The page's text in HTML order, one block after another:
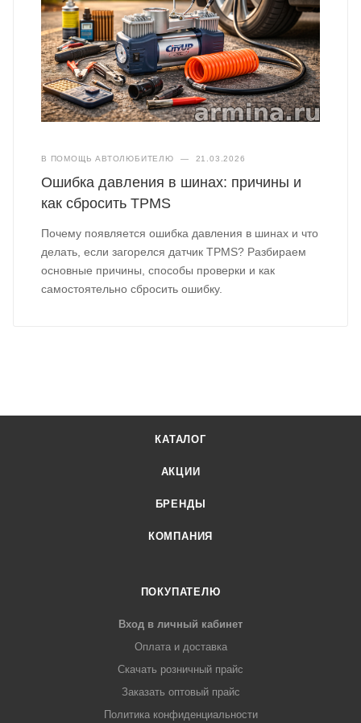
В ПОМОЩЬ АВТОЛЮБИТЕЛЮ — 21.03.2026
Ошибка давления в шинах: причины и
как сбросить TPMS
Почему появляется ошибка давления в шинах и что
делать, если загорелся датчик TPMS? Разбираем
основные причины, способы проверки и как
самостоятельно сбросить ошибку.
КАТАЛОГ
АКЦИИ
БРЕНДЫ
КОМПАНИЯ
ПОКУПАТЕЛЮ
Вход в личный кабинет
Оплата и доставка
Скачать розничный прайс
Заказать оптовый прайс
Политика конфиденциальности